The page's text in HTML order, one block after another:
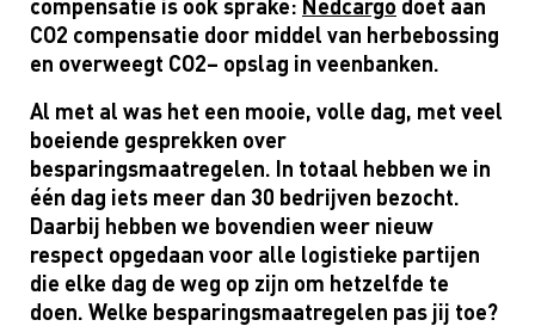
compensatie is ook sprake: Nedcargo doet aan
CO2 compensatie door middel van herbebossing
en overweegt CO2– opslag in veenbanken.
Al met al was het een mooie, volle dag, met veel
boeiende gesprekken over
besparingsmaatregelen. In totaal hebben we in
één dag iets meer dan 30 bedrijven bezocht.
Daarbij hebben we bovendien weer nieuw
respect opgedaan voor alle logistieke partijen
die elke dag de weg op zijn om hetzelfde te
doen. Welke besparingsmaatregelen pas jij toe?